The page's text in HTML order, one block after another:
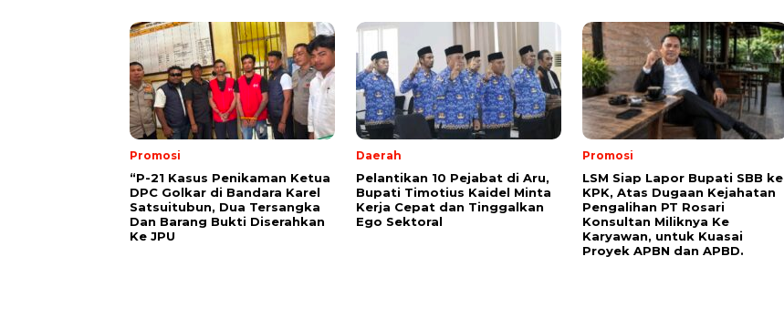
Promosi
“P-21 Kasus Penikaman Ketua
DPC Golkar di Bandara Karel
Satsuitubun, Dua Tersangka
Dan Barang Bukti Diserahkan
Ke JPU
Daerah
Pelantikan 10 Pejabat di Aru,
Bupati Timotius Kaidel Minta
Kerja Cepat dan Tinggalkan
Ego Sektoral
Promosi
LSM Siap Lapor Bupati SBB ke
KPK, Atas Dugaan Kejahatan
Pengalihan PT Rosari
Konsultan Miliknya Ke
Karyawan, untuk Kuasai
Proyek APBN dan APBD.